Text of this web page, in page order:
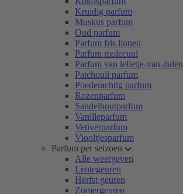
Kruidig parfum
Muskus parfum
Oud parfum
Parfum fris linnen
Parfum molecuul
Parfum van lelietje-van-dalen
Patchouli parfum
Poederachtig parfum
Rozenparfum
Sandelhoutparfum
Vanilleparfum
Vetiverparfum
Viooltjesparfum
Parfum per seizoen
Alle weergeven
Lentegeuren
Herfst geuren
Zomergeuren